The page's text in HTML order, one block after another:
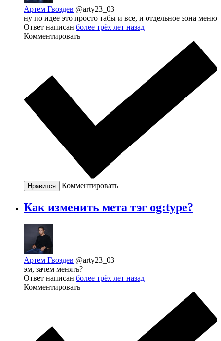
Артем Гвоздев @arty23_03
ну по идее это просто табы и все, и отдельное зона меню
Ответ написан более трёх лет назад
Комментировать
Нравится Комментировать
Как изменить мета тэг og:type?
Артем Гвоздев @arty23_03
эм, зачем менять?
Ответ написан более трёх лет назад
Комментировать